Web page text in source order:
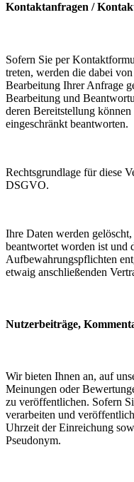
Kontaktanfragen /
Sofern Sie per
treten, werden die dabei
Bearbeitung Ihrer Anfrage
Bearbeitung und
deren Bereitstellung
eingeschränkt beantworten.
Rechtsgrundlage für diese
DSGVO.
Ihre Daten werden
beantwortet worden ist und
Aufbewahrungspflichten
etwaig anschließenden
Nutzerbeiträge,
Wir bieten Ihnen an, auf
Meinungen oder
zu veröffentlichen. Sofern
verarbeiten und
Uhrzeit der Einreichung
Pseudonym.